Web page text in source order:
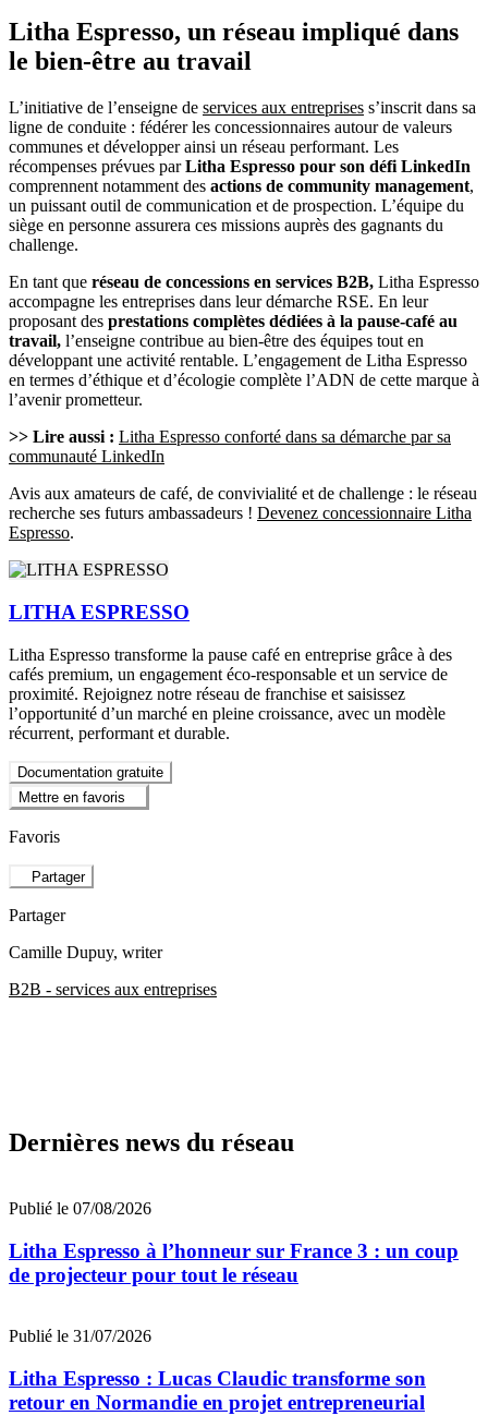
Litha Espresso, un réseau impliqué dans
le bien-être au travail
L’initiative de l’enseigne de services aux entreprises s’inscrit dans sa
ligne de conduite : fédérer les concessionnaires autour de valeurs
communes et développer ainsi un réseau performant. Les
récompenses prévues parLitha Espresso pour son défi LinkedIn
comprennent notamment des actions de community management,
un puissant outil de communication et de prospection. L’équipe du
siège en personne assurera ces missions auprès des gagnants du
challenge.
En tant que réseau de concessions en services B2B, Litha Espresso
accompagne les entreprises dans leur démarche RSE. En leur
proposant des prestations complètes dédiées à la pause-café au
travail, l’enseigne contribue au bien-être des équipes tout en
développant une activité rentable. L’engagement de Litha Espresso
en termes d’éthique et d’écologie complète l’ADN de cette marque à
l’avenir prometteur.
>> Lire aussi : Litha Espresso conforté dans sa démarche par sa
communauté LinkedIn
Avis aux amateurs de café, de convivialité et de challenge : le réseau
recherche ses futurs ambassadeurs ! Devenez concessionnaire Litha
Espresso.
LITHA ESPRESSO
Litha Espresso transforme la pause café en entreprise grâce à des
cafés premium, un engagement éco-responsable et un service de
proximité. Rejoignez notre réseau de franchise et saisissez
l’opportunité d’un marché en pleine croissance, avec un modèle
récurrent, performant et durable.
Documentation gratuite
Mettre en favoris
Favoris
Partager
Partager
Camille Dupuy, writer
B2B - services aux entreprises
Dernières news du réseau
Publié le 07/08/2026
Litha Espresso à l’honneur sur France 3 : un coup
de projecteur pour tout le réseau
Publié le 31/07/2026
Litha Espresso : Lucas Claudic transforme son
retour en Normandie en projet entrepreneurial